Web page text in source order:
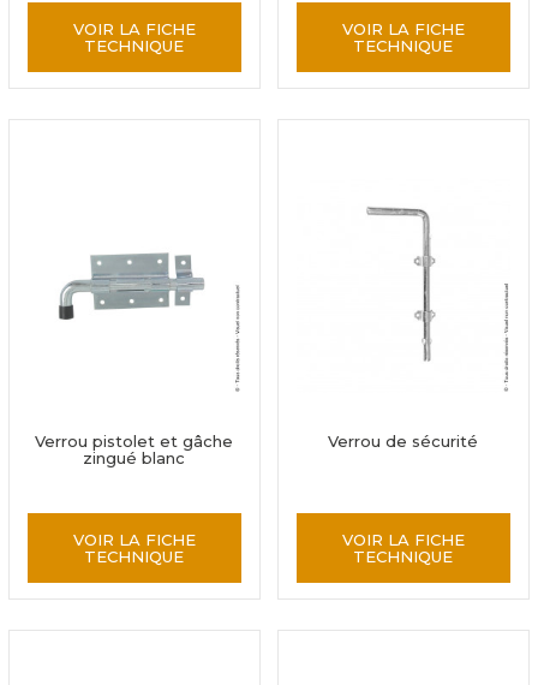
VOIR LA FICHE
TECHNIQUE
VOIR LA FICHE
TECHNIQUE
Verrou pistolet et gâche
zingué blanc
VOIR LA FICHE
TECHNIQUE
Verrou de sécurité
VOIR LA FICHE
TECHNIQUE